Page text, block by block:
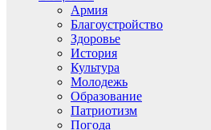
Армия
Благоустройство
Здоровье
История
Культура
Молодежь
Образование
Патриотизм
Погода